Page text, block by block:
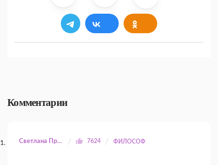
Комментарии
Светлана Прилуцкая 7624 ФИЛОСОФ